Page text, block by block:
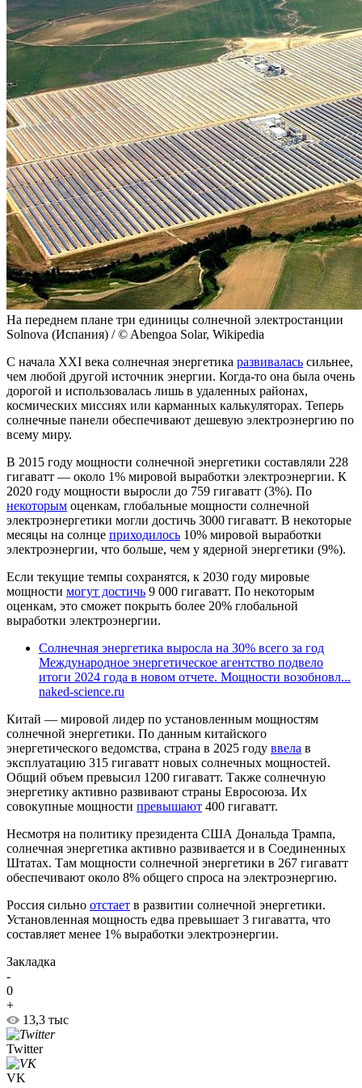
На переднем плане три единицы солнечной электростанции
Solnova (Испания) / © Abengoa Solar, Wikipedia
С начала XXI века солнечная энергетика развивалась сильнее,
чем любой другой источник энергии. Когда-то она была очень
дорогой и использовалась лишь в удаленных районах,
космических миссиях или карманных калькуляторах. Теперь
солнечные панели обеспечивают дешевую электроэнергию по
всему миру.
В 2015 году мощности солнечной энергетики составляли 228
гигаватт — около 1% мировой выработки электроэнергии. К
2020 году мощности выросли до 759 гигаватт (3%). По
некоторым оценкам, глобальные мощности солнечной
электроэнергетики могли достичь 3000 гигаватт. В некоторые
месяцы на солнце приходилось 10% мировой выработки
электроэнергии, что больше, чем у ядерной энергетики (9%).
Если текущие темпы сохранятся, к 2030 году мировые
мощности могут достичь 9 000 гигаватт. По некоторым
оценкам, это сможет покрыть более 20% глобальной
выработки электроэнергии.
Солнечная энергетика выросла на 30% всего за год
Международное энергетическое агентство подвело
итоги 2024 года в новом отчете. Мощности возобновл...
naked-science.ru
Китай — мировой лидер по установленным мощностям
солнечной энергетики. По данным китайского
энергетического ведомства, страна в 2025 году ввела в
эксплуатацию 315 гигаватт новых солнечных мощностей.
Общий объем превысил 1200 гигаватт. Также солнечную
энергетику активно развивают страны Евросоюза. Их
совокупные мощности превышают 400 гигаватт.
Несмотря на политику президента США Дональда Трампа,
солнечная энергетика активно развивается и в Соединенных
Штатах. Там мощности солнечной энергетики в 267 гигаватт
обеспечивают около 8% общего спроса на электроэнергию.
Россия сильно отстает в развитии солнечной энергетики.
Установленная мощность едва превышает 3 гигаватта, что
составляет менее 1% выработки электроэнергии.
Закладка
-
0
+
13,3 тыс
Twitter
VK